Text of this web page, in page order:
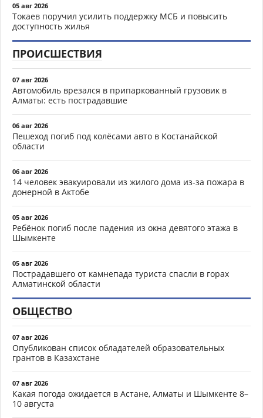
05 авг 2026
Токаев поручил усилить поддержку МСБ и повысить
доступность жилья
ПРОИСШЕСТВИЯ
07 авг 2026
Автомобиль врезался в припаркованный грузовик в
Алматы: есть пострадавшие
06 авг 2026
Пешеход погиб под колёсами авто в Костанайской
области
06 авг 2026
14 человек эвакуировали из жилого дома из-за пожара в
донерной в Актобе
05 авг 2026
Ребёнок погиб после падения из окна девятого этажа в
Шымкенте
05 авг 2026
Пострадавшего от камнепада туриста спасли в горах
Алматинской области
ОБЩЕСТВО
07 авг 2026
Опубликован список обладателей образовательных
грантов в Казахстане
07 авг 2026
Какая погода ожидается в Астане, Алматы и Шымкенте 8–
10 августа